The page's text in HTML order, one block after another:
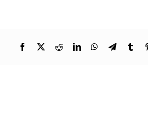
Facebook
X RedditLinkedInWhatsApp
Telegram